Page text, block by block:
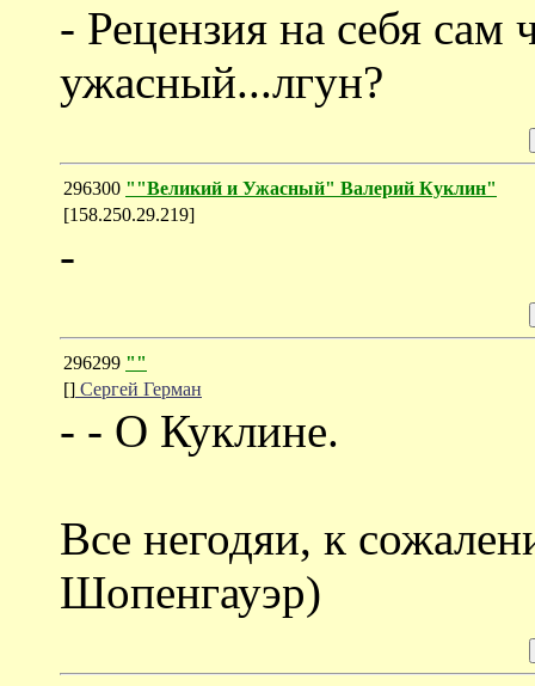
- Рецензия на себя
ужасный...лгун?
296300 ""Великий и Ужасный" Валерий Куклин"
[158.250.29.219]
-
296299 ""
[] Сергей Герман
- - О Куклине.
Все негодяи, к
Шопенгауэр)